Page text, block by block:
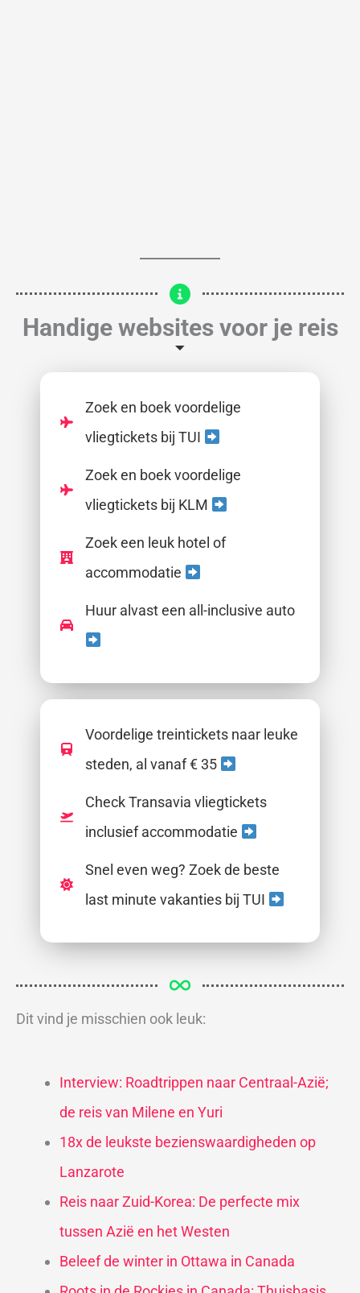
Handige websites voor je reis
Zoek en boek voordelige
vliegtickets bij TUI
Zoek en boek voordelige
vliegtickets bij KLM
Zoek een leuk hotel of
accommodatie
Huur alvast een all-inclusive auto
Voordelige treintickets naar leuke
steden, al vanaf € 35
Check Transavia vliegtickets
inclusief accommodatie
Snel even weg? Zoek de beste
last minute vakanties bij TUI
Dit vind je misschien ook leuk:
Interview: Roadtrippen naar Centraal-Azië;
de reis van Milene en Yuri
18x de leukste bezienswaardigheden op
Lanzarote
Reis naar Zuid-Korea: De perfecte mix
tussen Azië en het Westen
Beleef de winter in Ottawa in Canada